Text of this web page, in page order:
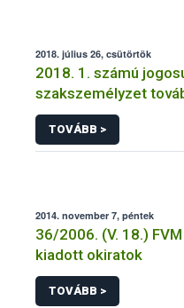
2018. július 26, csütörtök
2018. 1. számú
szakszemélyzet
TOVÁBB >
2014. november 7, péntek
36/2006. (V. 18.)
kiadott okiratok
TOVÁBB >